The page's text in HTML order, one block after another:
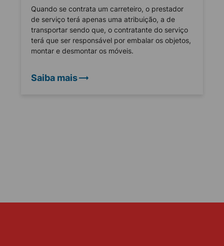
Quando se contrata um carreteiro, o prestador
de serviço terá apenas uma atribuição, a de
transportar sendo que, o contratante do serviço
terá que ser responsável por embalar os objetos,
montar e desmontar os móveis.
Saiba mais